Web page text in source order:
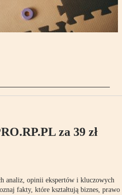
za 39 zł
analiz, opinii ekspertów i kluczowych
fakty, które kształtują biznes, prawo